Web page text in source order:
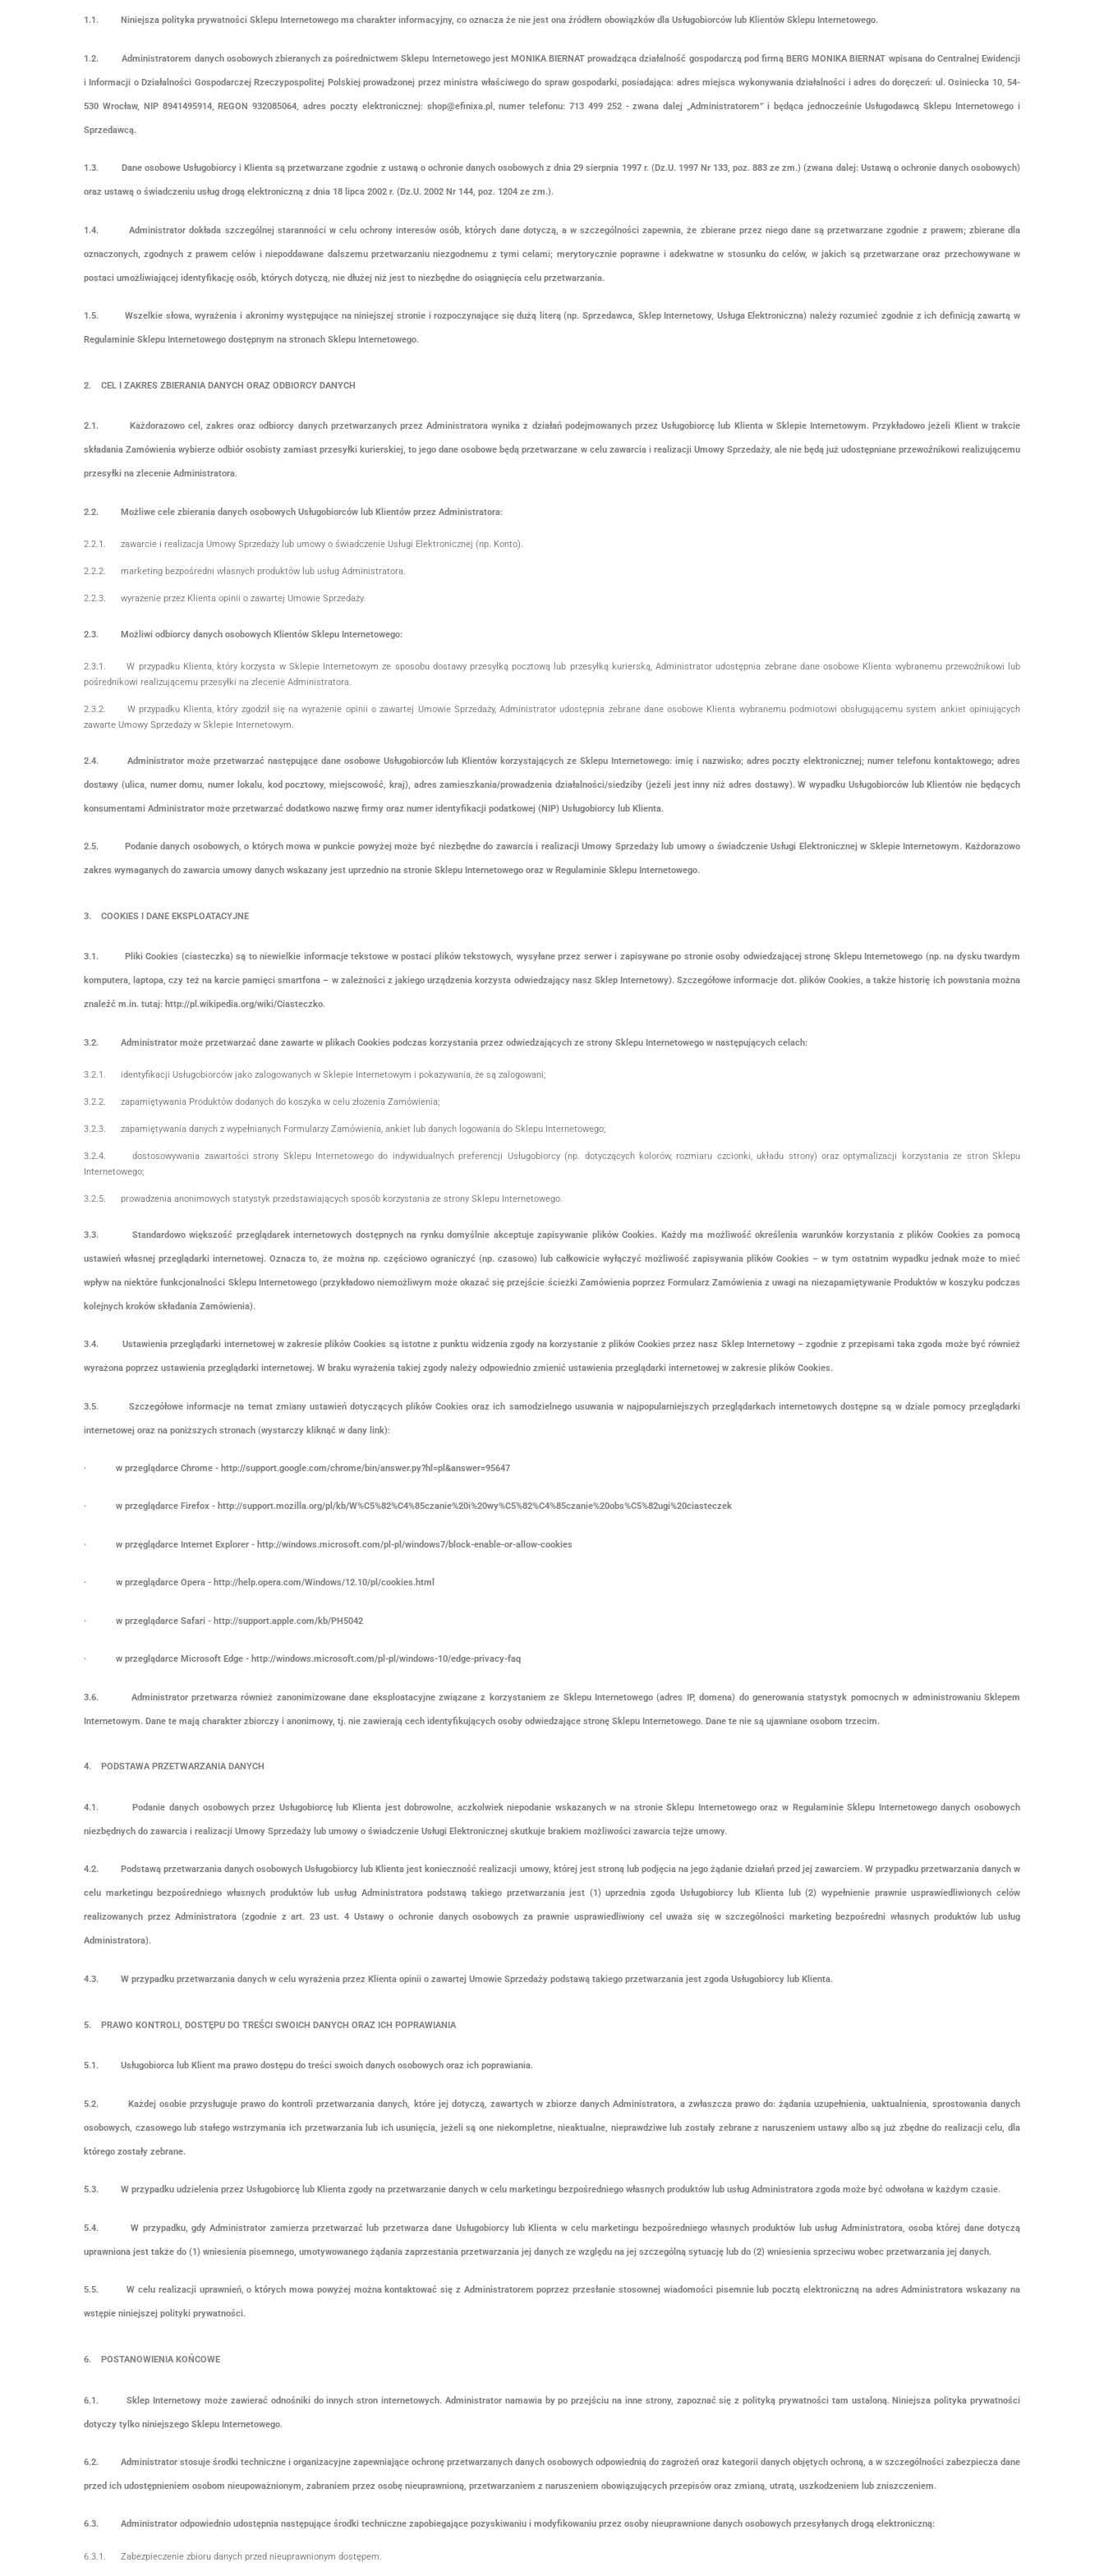
1.1. Niniejsza polityka prywatności Sklepu Internetowego ma charakter informacyjny, co oznacza że nie jest ona źródłem obowiązków dla Usługobiorców lub Klientów Sklepu Internetowego.
1.2. Administratorem danych osobowych zbieranych za pośrednictwem Sklepu Internetowego jest MONIKA BIERNAT prowadząca działalność gospodarczą pod firmą BERG MONIKA BIERNAT wpisana do Centralnej Ewidencji
i Informacji o Działalności Gospodarczej Rzeczypospolitej Polskiej prowadzonej przez ministra właściwego do spraw gospodarki, posiadająca: adres miejsca wykonywania działalności i adres do doręczeń: ul. Osiniecka 10, 54-
530 Wrocław, NIP 8941495914, REGON 932085064, adres poczty elektronicznej: shop@efinixa.pl, numer telefonu: 713 499 252 - zwana dalej „Administratorem” i będąca jednocześnie Usługodawcą Sklepu Internetowego i
Sprzedawcą.
1.3. Dane osobowe Usługobiorcy i Klienta są przetwarzane zgodnie z ustawą o ochronie danych osobowych z dnia 29 sierpnia 1997 r. (Dz.U. 1997 Nr 133, poz. 883 ze zm.) (zwana dalej: Ustawą o ochronie danych osobowych)
oraz ustawą o świadczeniu usług drogą elektroniczną z dnia 18 lipca 2002 r. (Dz.U. 2002 Nr 144, poz. 1204 ze zm.).
1.4. Administrator dokłada szczególnej staranności w celu ochrony interesów osób, których dane dotyczą, a w szczególności zapewnia, że zbierane przez niego dane są przetwarzane zgodnie z prawem; zbierane dla
oznaczonych, zgodnych z prawem celów i niepoddawane dalszemu przetwarzaniu niezgodnemu z tymi celami; merytorycznie poprawne i adekwatne w stosunku do celów, w jakich są przetwarzane oraz przechowywane w
postaci umożliwiającej identyfikację osób, których dotyczą, nie dłużej niż jest to niezbędne do osiągnięcia celu przetwarzania.
1.5. Wszelkie słowa, wyrażenia i akronimy występujące na niniejszej stronie i rozpoczynające się dużą literą (np. Sprzedawca, Sklep Internetowy, Usługa Elektroniczna) należy rozumieć zgodnie z ich definicją zawartą w
Regulaminie Sklepu Internetowego dostępnym na stronach Sklepu Internetowego.
2. CEL I ZAKRES ZBIERANIA DANYCH ORAZ ODBIORCY DANYCH
2.1. Każdorazowo cel, zakres oraz odbiorcy danych przetwarzanych przez Administratora wynika z działań podejmowanych przez Usługobiorcę lub Klienta w Sklepie Internetowym. Przykładowo jeżeli Klient w trakcie
składania Zamówienia wybierze odbiór osobisty zamiast przesyłki kurierskiej, to jego dane osobowe będą przetwarzane w celu zawarcia i realizacji Umowy Sprzedaży, ale nie będą już udostępniane przewoźnikowi realizującemu
przesyłki na zlecenie Administratora.
2.2. Możliwe cele zbierania danych osobowych Usługobiorców lub Klientów przez Administratora:
2.2.1. zawarcie i realizacja Umowy Sprzedaży lub umowy o świadczenie Usługi Elektronicznej (np. Konto).
2.2.2. marketing bezpośredni własnych produktów lub usług Administratora.
2.2.3. wyrażenie przez Klienta opinii o zawartej Umowie Sprzedaży.
2.3. Możliwi odbiorcy danych osobowych Klientów Sklepu Internetowego:
2.3.1. W przypadku Klienta, który korzysta w Sklepie Internetowym ze sposobu dostawy przesyłką pocztową lub przesyłką kurierską, Administrator udostępnia zebrane dane osobowe Klienta wybranemu przewoźnikowi lub
pośrednikowi realizującemu przesyłki na zlecenie Administratora.
2.3.2. W przypadku Klienta, który zgodził się na wyrażenie opinii o zawartej Umowie Sprzedaży, Administrator udostępnia zebrane dane osobowe Klienta wybranemu podmiotowi obsługującemu system ankiet opiniujących
zawarte Umowy Sprzedaży w Sklepie Internetowym.
2.4.Administrator może przetwarzać następujące dane osobowe Usługobiorców lub Klientów korzystających ze Sklepu Internetowego: imię i nazwisko; adres poczty elektronicznej; numer telefonu kontaktowego; adres
dostawy (ulica, numer domu, numer lokalu, kod pocztowy, miejscowość, kraj), adres zamieszkania/prowadzenia działalności/siedziby (jeżeli jest inny niż adres dostawy). W wypadku Usługobiorców lub Klientów nie będących
konsumentami Administrator może przetwarzać dodatkowo nazwę firmy oraz numer identyfikacji podatkowej (NIP) Usługobiorcy lub Klienta.
2.5. Podanie danych osobowych, o których mowa w punkcie powyżej może być niezbędne do zawarcia i realizacji Umowy Sprzedaży lub umowy o świadczenie Usługi Elektronicznej w Sklepie Internetowym. Każdorazowo
zakres wymaganych do zawarcia umowy danych wskazany jest uprzednio na stronie Sklepu Internetowego oraz w Regulaminie Sklepu Internetowego.
3. COOKIES I DANE EKSPLOATACYJNE
3.1. Pliki Cookies (ciasteczka) są to niewielkie informacje tekstowe w postaci plików tekstowych, wysyłane przez serwer i zapisywane po stronie osoby odwiedzającej stronę Sklepu Internetowego (np. na dysku twardym
komputera, laptopa, czy też na karcie pamięci smartfona – w zależności z jakiego urządzenia korzysta odwiedzający nasz Sklep Internetowy). Szczegółowe informacje dot. plików Cookies, a także historię ich powstania można
znaleźć m.in. tutaj: http://pl.wikipedia.org/wiki/Ciasteczko.
3.2. Administrator może przetwarzać dane zawarte w plikach Cookies podczas korzystania przez odwiedzających ze strony Sklepu Internetowego w następujących celach:
3.2.1. identyfikacji Usługobiorców jako zalogowanych w Sklepie Internetowym i pokazywania, że są zalogowani;
3.2.2. zapamiętywania Produktów dodanych do koszyka w celu złożenia Zamówienia;
3.2.3. zapamiętywania danych z wypełnianych Formularzy Zamówienia, ankiet lub danych logowania do Sklepu Internetowego;
3.2.4. dostosowywania zawartości strony Sklepu Internetowego do indywidualnych preferencji Usługobiorcy (np. dotyczących kolorów, rozmiaru czcionki, układu strony) oraz optymalizacji korzystania ze stron Sklepu
Internetowego;
3.2.5. prowadzenia anonimowych statystyk przedstawiających sposób korzystania ze strony Sklepu Internetowego.
3.3. Standardowo większość przeglądarek internetowych dostępnych na rynku domyślnie akceptuje zapisywanie plików Cookies. Każdy ma możliwość określenia warunków korzystania z plików Cookies za pomocą
ustawień własnej przeglądarki internetowej. Oznacza to, że można np. częściowo ograniczyć (np. czasowo) lub całkowicie wyłączyć możliwość zapisywania plików Cookies – w tym ostatnim wypadku jednak może to mieć
wpływ na niektóre funkcjonalności Sklepu Internetowego (przykładowo niemożliwym może okazać się przejście ścieżki Zamówienia poprzez Formularz Zamówienia z uwagi na niezapamiętywanie Produktów w koszyku podczas
kolejnych kroków składania Zamówienia).
3.4.Ustawienia przeglądarki internetowej w zakresie plików Cookies są istotne z punktu widzenia zgody na korzystanie z plików Cookies przez nasz Sklep Internetowy – zgodnie z przepisami taka zgoda może być również
wyrażona poprzez ustawienia przeglądarki internetowej. W braku wyrażenia takiej zgody należy odpowiednio zmienić ustawienia przeglądarki internetowej w zakresie plików Cookies.
3.5.Szczegółowe informacje na temat zmiany ustawień dotyczących plików Cookies oraz ich samodzielnego usuwania w najpopularniejszych przeglądarkach internetowych dostępne są w dziale pomocy przeglądarki
internetowej oraz na poniższych stronach (wystarczy kliknąć w dany link):
· w przeglądarce Chrome - http://support.google.com/chrome/bin/answer.py?hl=pl&answer=95647
· w przeglądarce Firefox - http://support.mozilla.org/pl/kb/W%C5%82%C4%85czanie%20i%20wy%C5%82%C4%85czanie%20obs%C5%82ugi%20ciasteczek
· w przęglądarce Internet Explorer - http://windows.microsoft.com/pl-pl/windows7/block-enable-or-allow-cookies
· w przeglądarce Opera - http://help.opera.com/Windows/12.10/pl/cookies.html
· w przeglądarce Safari - http://support.apple.com/kb/PH5042
· w przeglądarce Microsoft Edge - http://windows.microsoft.com/pl-pl/windows-10/edge-privacy-faq
3.6. Administrator przetwarza również zanonimizowane dane eksploatacyjne związane z korzystaniem ze Sklepu Internetowego (adres IP, domena) do generowania statystyk pomocnych w administrowaniu Sklepem
Internetowym. Dane te mają charakter zbiorczy i anonimowy, tj. nie zawierają cech identyfikujących osoby odwiedzające stronę Sklepu Internetowego. Dane te nie są ujawniane osobom trzecim.
4. PODSTAWA PRZETWARZANIA DANYCH
4.1.Podanie danych osobowych przez Usługobiorcę lub Klienta jest dobrowolne, aczkolwiek niepodanie wskazanych w na stronie Sklepu Internetowego oraz w Regulaminie Sklepu Internetowego danych osobowych
niezbędnych do zawarcia i realizacji Umowy Sprzedaży lub umowy o świadczenie Usługi Elektronicznej skutkuje brakiem możliwości zawarcia tejże umowy.
4.2. Podstawą przetwarzania danych osobowych Usługobiorcy lub Klienta jest konieczność realizacji umowy, której jest stroną lub podjęcia na jego żądanie działań przed jej zawarciem. W przypadku przetwarzania danych w
celu marketingu bezpośredniego własnych produktów lub usług Administratora podstawą takiego przetwarzania jest (1) uprzednia zgoda Usługobiorcy lub Klienta lub (2) wypełnienie prawnie usprawiedliwionych celów
realizowanych przez Administratora (zgodnie z art. 23 ust. 4 Ustawy o ochronie danych osobowych za prawnie usprawiedliwiony cel uważa się w szczególności marketing bezpośredni własnych produktów lub usług
Administratora).
4.3. W przypadku przetwarzania danych w celu wyrażenia przez Klienta opinii o zawartej Umowie Sprzedaży podstawą takiego przetwarzania jest zgoda Usługobiorcy lub Klienta.
5. PRAWO KONTROLI, DOSTĘPU DO TREŚCI SWOICH DANYCH ORAZ ICH POPRAWIANIA
5.1. Usługobiorca lub Klient ma prawo dostępu do treści swoich danych osobowych oraz ich poprawiania.
5.2.Każdej osobie przysługuje prawo do kontroli przetwarzania danych, które jej dotyczą, zawartych w zbiorze danych Administratora, a zwłaszcza prawo do: żądania uzupełnienia, uaktualnienia, sprostowania danych
osobowych, czasowego lub stałego wstrzymania ich przetwarzania lub ich usunięcia, jeżeli są one niekompletne, nieaktualne, nieprawdziwe lub zostały zebrane z naruszeniem ustawy albo są już zbędne do realizacji celu, dla
którego zostały zebrane.
5.3. W przypadku udzielenia przez Usługobiorcę lub Klienta zgody na przetwarzanie danych w celu marketingu bezpośredniego własnych produktów lub usług Administratora zgoda może być odwołana w każdym czasie.
5.4.W przypadku, gdy Administrator zamierza przetwarzać lub przetwarza dane Usługobiorcy lub Klienta w celu marketingu bezpośredniego własnych produktów lub usług Administratora, osoba której dane dotyczą
uprawniona jest także do (1) wniesienia pisemnego, umotywowanego żądania zaprzestania przetwarzania jej danych ze względu na jej szczególną sytuację lub do (2) wniesienia sprzeciwu wobec przetwarzania jej danych.
5.5.W celu realizacji uprawnień, o których mowa powyżej można kontaktować się z Administratorem poprzez przesłanie stosownej wiadomości pisemnie lub pocztą elektroniczną na adres Administratora wskazany na
wstępie niniejszej polityki prywatności.
6. POSTANOWIENIA KOŃCOWE
6.1.Sklep Internetowy może zawierać odnośniki do innych stron internetowych. Administrator namawia by po przejściu na inne strony, zapoznać się z polityką prywatności tam ustaloną. Niniejsza polityka prywatności
dotyczy tylko niniejszego Sklepu Internetowego.
6.2. Administrator stosuje środki techniczne i organizacyjne zapewniające ochronę przetwarzanych danych osobowych odpowiednią do zagrożeń oraz kategorii danych objętych ochroną, a w szczególności zabezpiecza dane
przed ich udostępnieniem osobom nieupoważnionym, zabraniem przez osobę nieuprawnioną, przetwarzaniem z naruszeniem obowiązujących przepisów oraz zmianą, utratą, uszkodzeniem lub zniszczeniem.
6.3. Administrator odpowiednio udostępnia następujące środki techniczne zapobiegające pozyskiwaniu i modyfikowaniu przez osoby nieuprawnione danych osobowych przesyłanych drogą elektroniczną:
6.3.1. Zabezpieczenie zbioru danych przed nieuprawnionym dostępem.